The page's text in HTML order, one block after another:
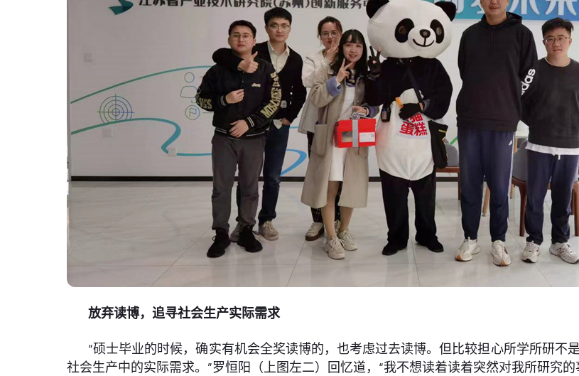
放弃读博，追寻社会生产实际需求
“硕士毕业的时候，确实有机会全奖读博的，也考虑过去读博。但比较担心所学所研不
社会生产中的实际需求。”罗恒阳（上图左二）回忆道，“我不想读着读着突然对我所研究的